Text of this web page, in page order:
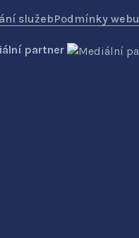
služebPodmínky webu
partner